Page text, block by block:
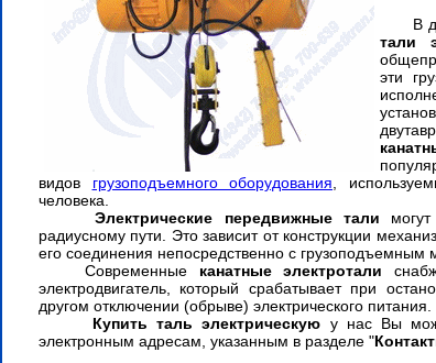
В
тали
эти
видов грузоподъемного оборудования ,
человека.
Электрические передвижные тали
радиусному пути. Этозависит от конструкции
его соединения непосредственно с грузоподъемным
Современные канатные электротали
электродвигатель, который срабатывает при
другом отключении (обрыве) электрического питания.
Купить таль электрическую у нас Вы
электронным адресам, указанным в разделе "